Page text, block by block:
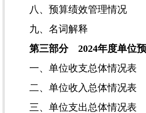
八、预算绩效管理情况
九、名词解释
第三部分 2024年度单位
一、单位收支总体情况表
二、单位收入总体情况表
三、单位支出总体情况表